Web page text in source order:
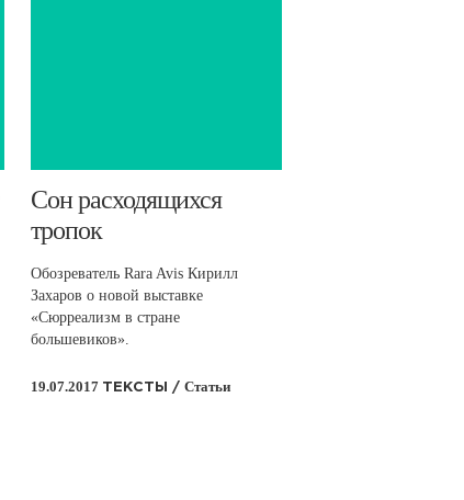
​Сон расходящихся
тропок
Обозреватель Rara Avis Кирилл
Захаров о новой выставке
«Сюрреализм в стране
большевиков».
19.07.2017 ТЕКСТЫ / Статьи